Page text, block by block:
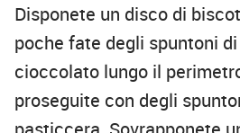
Disponete un disco di
poche fate degli spuntoni
cioccolato lungo il
proseguite con degli